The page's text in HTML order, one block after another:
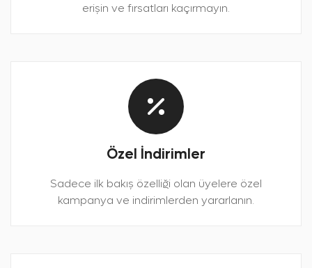
erişin ve fırsatları kaçırmayın.
Özel İndirimler
Sadece ilk bakış özelliği olan üyelere özel
kampanya ve indirimlerden yararlanın.